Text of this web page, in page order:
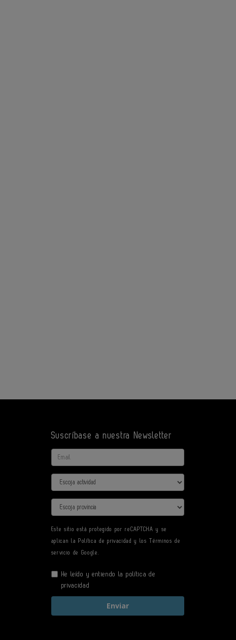
Suscríbase a nuestra Newsletter
Email
Actividad
Provincia
Este sitio está protegido por reCAPTCHA y se
aplican la Política de privacidad y los Términos de
servicio de Google.
He leído y entiendo la política de
privacidad
Enviar